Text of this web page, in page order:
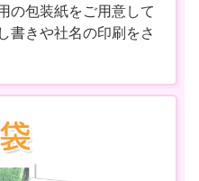
の包装紙をご用意して
書きや社名の印刷をさ